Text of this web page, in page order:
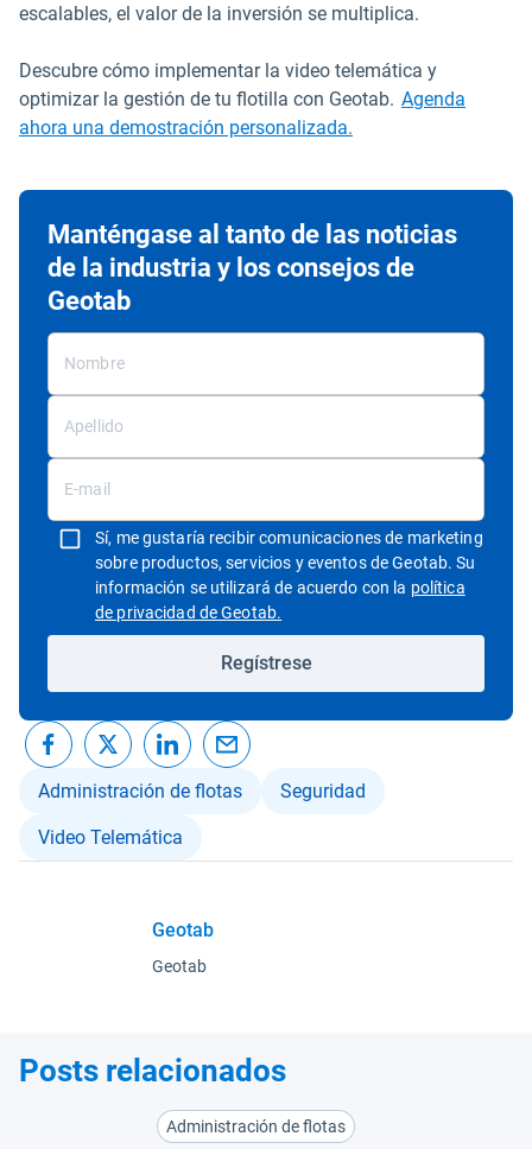
escalables, el valor de la inversión se multiplica.
Descubre cómo implementar la video telemática y
optimizar la gestión de tu flotilla con Geotab. Agenda
ahora una demostración personalizada.
Manténgase al tanto de las noticias
de la industria y los consejos de
Geotab
Sí, me gustaría recibir comunicaciones de marketing
sobre productos, servicios y eventos de Geotab. Su
información se utilizará de acuerdo con la política
de privacidad de Geotab.
Regístrese
Administración de flotas Seguridad
Video Telemática
Geotab
Geotab
Posts relacionados
Administración de flotas